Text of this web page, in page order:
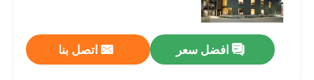
افضل سعر اتصل بنا